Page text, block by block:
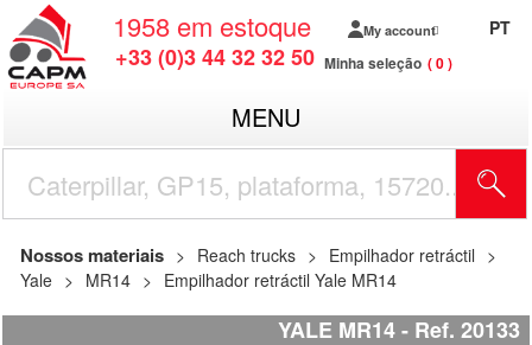
1958 em estoque
+33 (0)3 44 32 32 50
My account
Minha seleção 0
PT
MENU
Nossos materiais Reach trucks
Empilhador retráctil
Yale
MR14 Empilhador retráctil Yale MR14
YALE MR14 Ref. 20133